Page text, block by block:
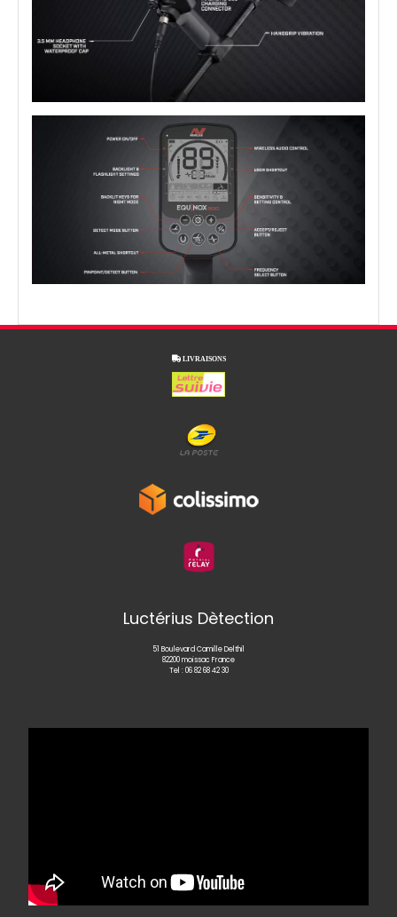
 LIVRAISONS
Luctérius Dètection
51 Boulevard Camille Delthil
82200 moissac France
Tel :06 82 68 42 30